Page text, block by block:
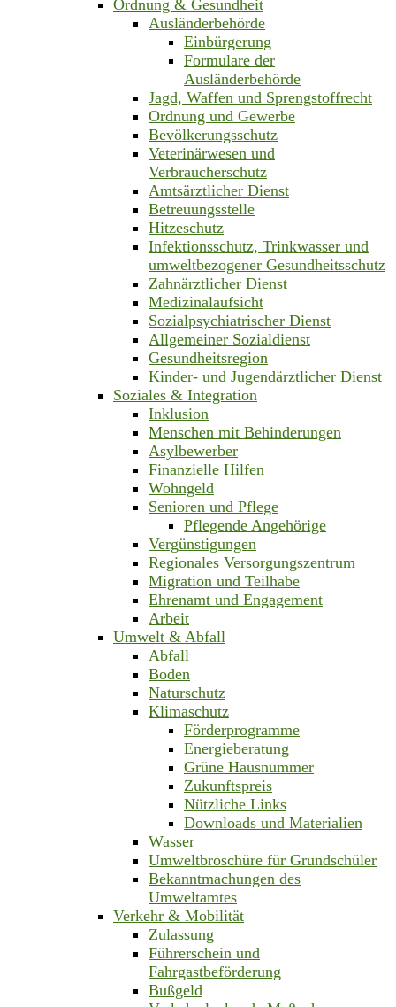
Ordnung & Gesundheit
Ausländerbehörde
Einbürgerung
Formulare der
Ausländerbehörde
Jagd, Waffen und Sprengstoffrecht
Ordnung und Gewerbe
Bevölkerungsschutz
Veterinärwesen und
Verbraucherschutz
Amtsärztlicher Dienst
Betreuungsstelle
Hitzeschutz
Infektionsschutz, Trinkwasser und
umweltbezogener Gesundheitsschutz
Zahnärztlicher Dienst
Medizinalaufsicht
Sozialpsychiatrischer Dienst
Allgemeiner Sozialdienst
Gesundheitsregion
Kinder- und Jugendärztlicher Dienst
Soziales & Integration
Inklusion
Menschen mit Behinderungen
Asylbewerber
Finanzielle Hilfen
Wohngeld
Senioren und Pflege
Pflegende Angehörige
Vergünstigungen
Regionales Versorgungszentrum
Migration und Teilhabe
Ehrenamt und Engagement
Arbeit
Umwelt & Abfall
Abfall
Boden
Naturschutz
Klimaschutz
Förderprogramme
Energieberatung
Grüne Hausnummer
Zukunftspreis
Nützliche Links
Downloads und Materialien
Wasser
Umweltbroschüre für Grundschüler
Bekanntmachungen des
Umweltamtes
Verkehr & Mobilität
Zulassung
Führerschein und
Fahrgastbeförderung
Bußgeld